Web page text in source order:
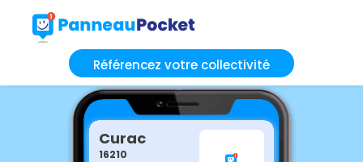
Référencez votre collectivité
Curac
16210